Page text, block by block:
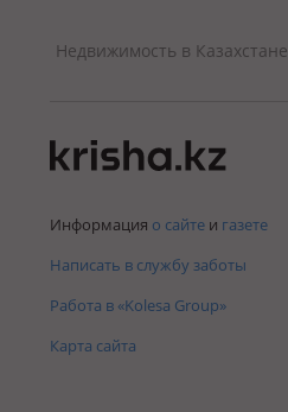
Недвижимость в Казахстане
Информация о сайте и газете
Написать в службу заботы
Работа в «Kolesa Group»
Карта сайта